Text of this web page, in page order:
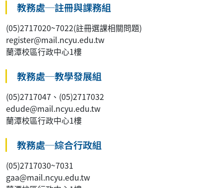
教務處─註冊與課務組
(05)2717020~7022(註冊選課相關問題)
register@mail.ncyu.edu.tw
蘭潭校區行政中心1樓
教務處─教學發展組
(05)2717047、(05)2717032
edude@mail.ncyu.edu.tw
蘭潭校區行政中心1樓
教務處─綜合行政組
(05)2717030~7031
gaa@mail.ncyu.edu.tw